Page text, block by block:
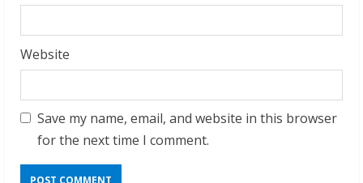
Website
Save my name, email, and website in this browser
for the next time I comment.